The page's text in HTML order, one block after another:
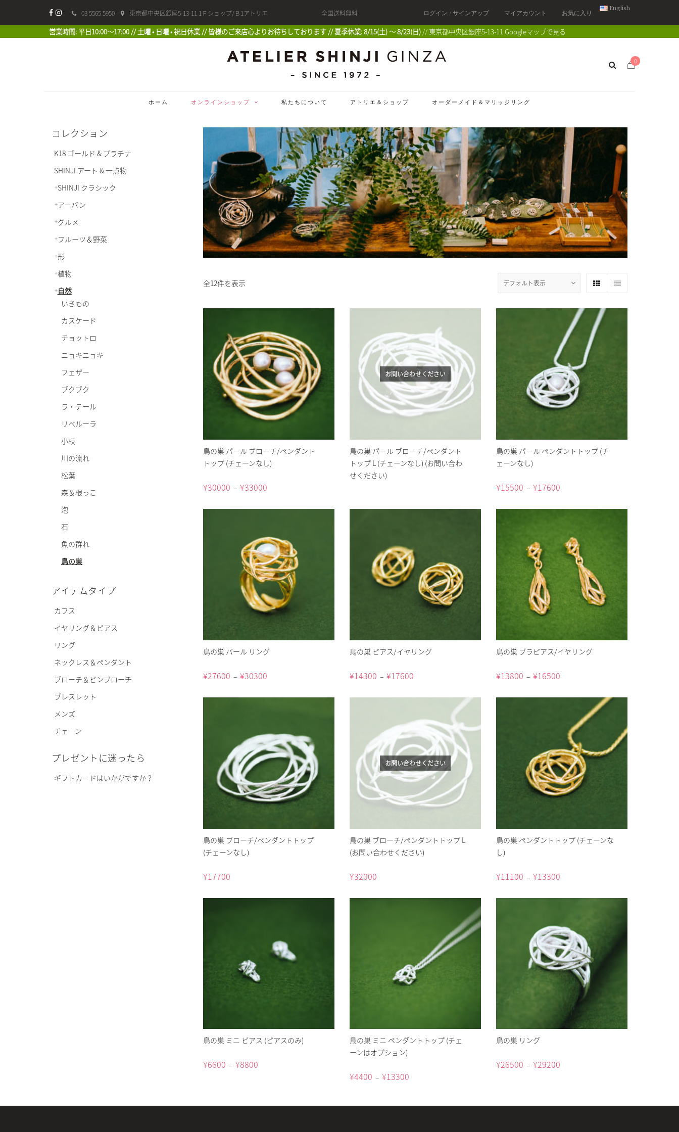
03 5565 5950 東京都中央区銀座5-13-11 1Ｆショップ/Ｂ1アトリエ 全国送料無料 ログイン / サインアップ マイアカウント お気に入り
English
営業時間: 平日10:00〜17:00 // 土曜 • 日曜 • 祝日休業 // 皆様のご来店心よりお待ちしております // 夏季休業: 8/15(土) 〜 8/23(日) // 東京都中央区銀座5-13-11Googleマップで見る
0
ホーム オンラインショップ 私たちについて アトリエ＆ショップ オーダーメイド＆マリッジリング
全12件を表示
鳥の巣 パール ブローチ/ペンダント
トップ (チェーンなし)
¥30000 – ¥33000
お問い合わせください
鳥の巣 パール ブローチ/ペンダント
トップ L (チェーンなし) (お問い合わ
せください)
鳥の巣 パール ペンダントトップ (チ
ェーンなし)
¥15500 – ¥17600
鳥の巣 パール リング
¥27600 – ¥30300
鳥の巣 ピアス/イヤリング
¥14300 – ¥17600
鳥の巣 ブラピアス/イヤリング
¥13800 – ¥16500
鳥の巣 ブローチ/ペンダントトップ
(チェーンなし)
¥17700
お問い合わせください
鳥の巣 ブローチ/ペンダントトップ L
(お問い合わせください)
¥32000
鳥の巣 ペンダントトップ (チェーンな
し)
¥11100 – ¥13300
鳥の巣 ミニ ピアス (ピアスのみ)
¥6600 – ¥8800
鳥の巣 ミニ ペンダントトップ (チェ
ーンはオプション)
¥4400 – ¥13300
鳥の巣 リング
¥26500 – ¥29200
コレクション
K18 ゴールド & プラチナ
SHINJI アート & 一点物
SHINJI クラシック
アーバン
グルメ
フルーツ＆野菜
形
植物
自然
いきもの
カスケード
チョットロ
ニョキニョキ
フェザー
ブクブク
ラ・テール
リベルーラ
小枝
川の流れ
松葉
森＆根っこ
泡
石
魚の群れ
鳥の巣
アイテムタイプ
カフス
イヤリング＆ピアス
リング
ネックレス＆ペンダント
ブローチ＆ピンブローチ
ブレスレット
メンズ
チェーン
プレゼントに迷ったら
ギフトカードはいかがですか？